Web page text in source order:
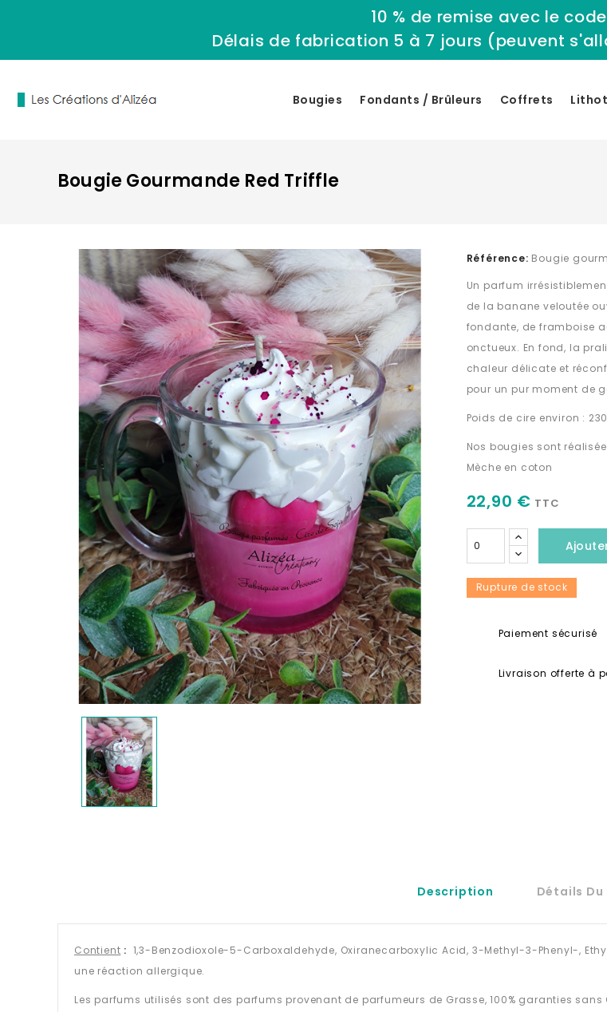
10 % de remise avec le code
Délais de fabrication 5 à 7 jours (peuvent
Bougies Fondants / Brûleurs Coffrets
Bougie Gourmande Red Triffle
Référence: Bougie
Un parfum
de la banane veloutée
fondante, de framboise
onctueux. En fond, la
chaleur délicate et
pour un pur moment de
Poids de cire environ :
Nos bougies sont
Mèche en coton
22,90 € TTC
Rupture de stock
Paiement sécurisé
Livraison offerte à
Description Détails
Contient : 1,3-Benzodioxole-5-Carboxaldehyde, Oxiranecarboxylic Acid, 3-Methyl-3-Phenyl-,
une réaction allergique.
Les parfums utilisés sont des parfums provenant de parfumeurs de Grasse, 100% garanties